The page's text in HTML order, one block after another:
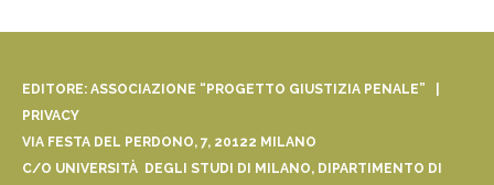
EDITORE: ASSOCIAZIONE “PROGETTO GIUSTIZIA PENALE” |
PRIVACY
VIA FESTA DEL PERDONO, 7, 20122 MILANO
C/O UNIVERSITÀ DEGLI STUDI DI MILANO, DIPARTIMENTO DI